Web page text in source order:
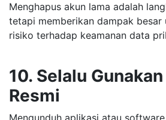
Menghapus akun lama adalah
tetapi memberikan dampak besar
risiko terhadap keamanan data
10. Selalu
Resmi
Mengunduh aplikasi atau